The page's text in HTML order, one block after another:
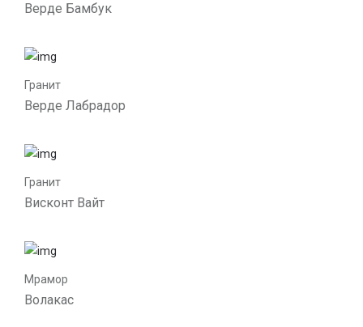
Верде Бамбук
Гранит
Верде Лабрадор
Гранит
Висконт Вайт
Мрамор
Волакас